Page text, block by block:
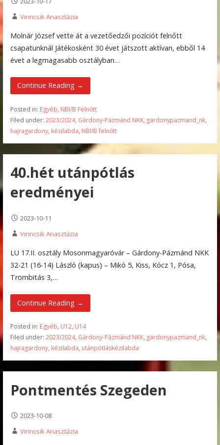
Virincsik Anasztázia
Molnár József vette át a vezetőedzői pozíciót felnőtt
csapatunknál Játékosként 30 évet játszott aktívan, ebből 14
évet a legmagasabb osztályban…
Continue Reading →
Posted in: Egyéb, NBI/B Felnőtt
Filed under: 2023/2024, Gárdony-Pázmánd NKK, gardonypazmand_nk,
hajragardony, kézilabda, NBI/B felnőtt
40.hét utánpótlás
eredményei
2023-10-11
Virincsik Anasztázia
LU 17.II. osztály Mosonmagyaróvár – Gárdony-Pázmánd NKK
32-21 (16-14) László (kapus) – Mikó 5, Kiss, Kócz 1, Pósa,
Trombitás 3,…
Continue Reading →
Posted in: Egyéb, U12, U14
Filed under: 2023/2024, Gárdony-Pázmánd NKK, gardonypazmand_nk,
hajragardony, kézilabda, utánpótláskézilabda
Pontmentés Szegeden
2023-10-08
Virincsik Anasztázia